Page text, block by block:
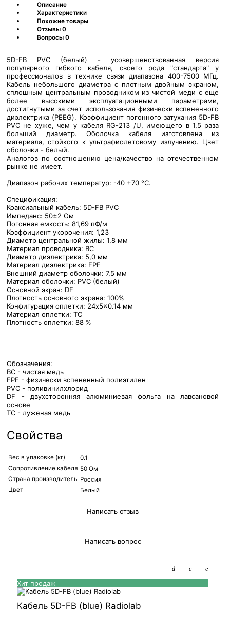
Описание
Характеристики
Похожие товары
Отзывы 0
Вопросы 0
5D-FB PVC (белый) - усовершенствованная версия
популярного гибкого кабеля, своего рода "стандарта" у
профессионалов в технике связи диапазона 400-7500 МГц.
Кабель небольшого диаметра с плотным двойным экраном,
сплошным центральным проводником из чистой меди с еще
более высокими эксплуатационными параметрами,
достигнутыми за счет использования физически вспененного
диэлектрика (PEEG). Коэффициент погонного затухания 5D-FB
PVC не хуже, чем у кабеля RG-213 /U, имеющего в 1,5 раза
больший диаметр. Оболочка кабеля изготовлена из
материала, стойкого к ультрафиолетовому излучению. Цвет
оболочки - белый.
Аналогов по соотношению цена/качество на отечественном
рынке не имеет.
Диапазон рабочих температур: -40 +70 °C.
Спецификация:
Коаксиальный кабель: 5D-FB PVC
Импеданс: 50±2 Ом
Погонная емкость: 81,69 пФ/м
Коэффициент укорочения: 1,23
Диаметр центральной жилы: 1,8 мм
Материал проводника: BC
Диаметр диэлектрика: 5,0 мм
Материал диэлектрика: FPE
Внешний диаметр оболочки: 7,5 мм
Материал оболочки: PVC (белый)
Основной экран: DF
Плотность основного экрана: 100%
Конфигурация оплетки: 24x5x0.14 мм
Материал оплетки: TC
Плотность оплетки: 88 %
Обозначения:
BC - чистая медь
FPE - физически вспененный полиэтилен
PVC - поливинилхлорид
DF - двухсторонняя алюминиевая фольга на лавсановой
основе
TC - луженая медь
Свойства
Вес в упаковке (кг)
0.1
Сопротивление кабеля 50 Ом
Страна производитель Россия
Цвет
Белый
Написать отзыв
Написать вопрос
Хит продаж
Кабель 5D-FB (blue) Radiolab